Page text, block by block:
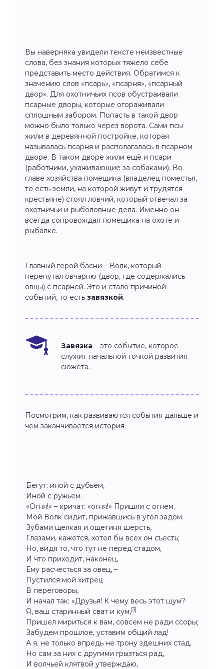
Вы наверняка увидели тексте неизвестные
слова, без знания которых тяжело себе
представить место действия. Обратимся к
значению слов «псарь», «псарня», «псарный
двор». Для охотничьих псов обустраивали
псарные дворы, которые огораживали
сплошным забором. Попасть в такой двор
можно было только через ворота. Сами псы
жили в деревянной постройке, которая
называлась псарня и располагалась в псарном
дворе. В таком дворе жили ещё и псари
(работники, ухаживающие за собаками). Во
главе хозяйства помещика (владелец поместья,
то есть земли, на которой живут и трудятся
крестьяне) стоял ловчий, который отвечал за
охотничьи и рыболовные дела. Именно он
всегда сопровождал помещика на охоте и
рыбалке.
Главный герой басни – Волк, который
перепутал овчарню (двор, где содержались
овцы) с псарней. Это и стало причиной
событий, то есть завязкой.
Завязка – это событие, которое
служит начальной точкой развития
сюжета.
Посмотрим, как развиваются события дальше и
чем заканчивается история.
Бегут: иной с дубьем,
Иной с ружьем.
«Огня!» – кричат: «огня!» Пришли с огнем.
Мой Волк сидит, прижавшись в угол задом.
Зубами щелкая и ощетиня шерсть,
Глазами, кажется, хотел бы всех он съесть;
Но, видя то, что тут не перед стадом,
И что приходит, наконец,
Ему расчесться за овец, –
Пустился мой хитрец
В переговоры,
И начал так: «Друзья! К чему весь этот шум?
Я, ваш старинный сват и кум,[3]
Пришел мириться к вам, совсем не ради ссоры;
Забудем прошлое, уставим общий лад!
А я, не только впредь не трону здешних стад,
Но сам за них с другими грызться рад,
И волчьей клятвой утверждаю,